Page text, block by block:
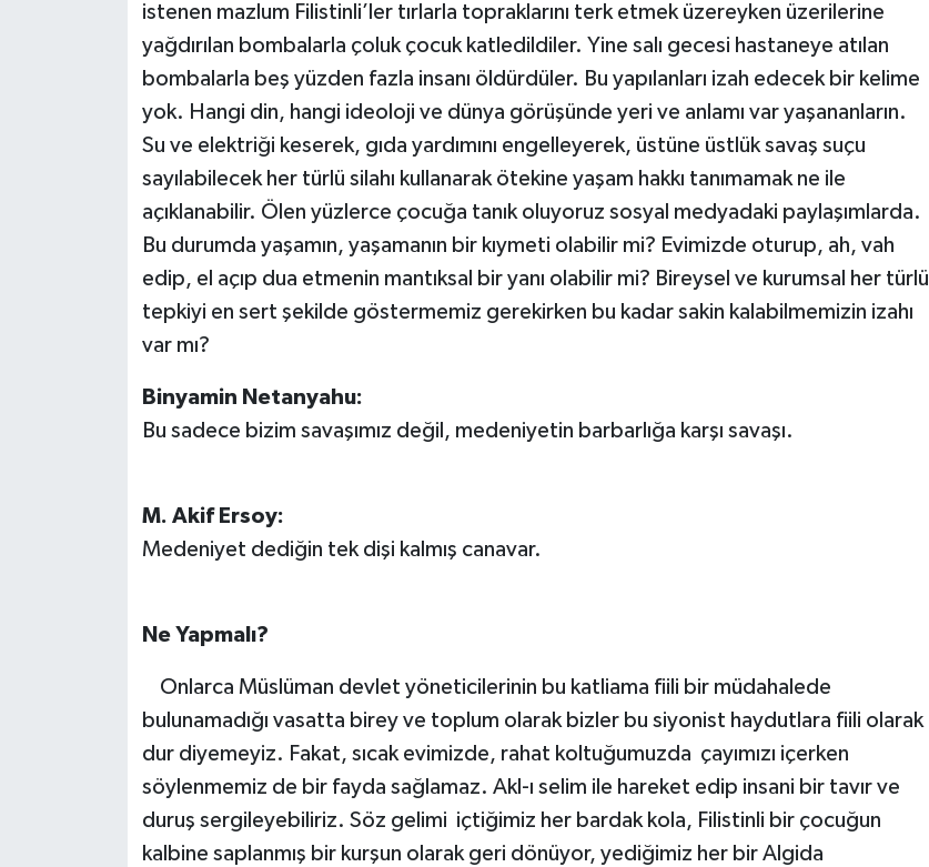
istenen mazlum Filistinli’ler tırlarla topraklarını terk etmek üzereyken üzerilerine
yağdırılan bombalarla çoluk çocuk katledildiler. Yine salı gecesi hastaneye atılan
bombalarla beş yüzden fazla insanı öldürdüler. Bu yapılanları izah edecek bir kelime
yok. Hangi din, hangi ideoloji ve dünya görüşünde yeri ve anlamı var yaşananların.
Su ve elektriği keserek, gıda yardımını engelleyerek, üstüne üstlük savaş suçu
sayılabilecek her türlü silahı kullanarak ötekine yaşam hakkı tanımamak ne ile
açıklanabilir. Ölen yüzlerce çocuğa tanık oluyoruz sosyal medyadaki paylaşımlarda.
Bu durumda yaşamın, yaşamanın bir kıymeti olabilir mi? Evimizde oturup, ah, vah
edip, el açıp dua etmenin mantıksal bir yanı olabilir mi? Bireysel ve kurumsal her türlü
tepkiyi en sert şekilde göstermemiz gerekirken bu kadar sakin kalabilmemizin izahı
var mı?
Binyamin Netanyahu:
Bu sadece bizim savaşımız değil, medeniyetin barbarlığa karşı savaşı.
M. Akif Ersoy:
Medeniyet dediğin tek dişi kalmış canavar.
Ne Yapmalı?
Onlarca Müslüman devlet yöneticilerinin bu katliama fiili bir müdahalede
bulunamadığı vasatta birey ve toplum olarak bizler bu siyonist haydutlara fiili olarak
dur diyemeyiz. Fakat, sıcak evimizde, rahat koltuğumuzda çayımızı içerken
söylenmemiz de bir fayda sağlamaz. Akl-ı selim ile hareket edip insani bir tavır ve
duruş sergileyebiliriz. Söz gelimi içtiğimiz her bardak kola, Filistinli bir çocuğun
kalbine saplanmış bir kurşun olarak geri dönüyor, yediğimiz her bir Algida